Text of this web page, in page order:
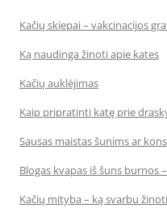
Kačių skiepai – vakcinacijos
Ką naudinga žinoti apie kates
Kačių auklėjimas
Kaip pripratinti katę prie
Sausas maistas šunims ar
Blogas kvapas iš šuns burnos
Kačių mityba – ką svarbu žinoti